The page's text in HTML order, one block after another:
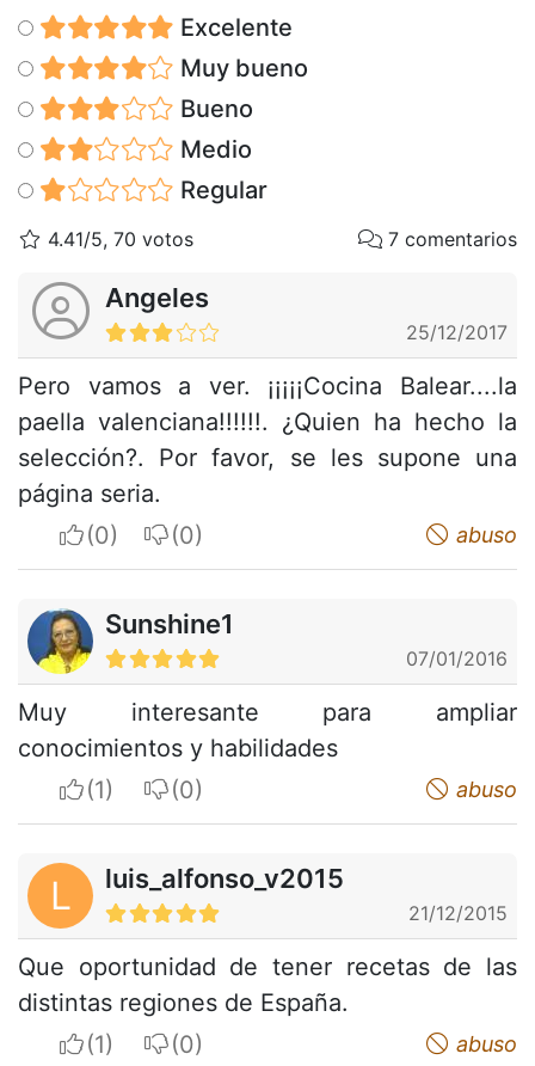
Excelente
Muy bueno
Bueno
Medio
Regular
4.41/5, 70 votos 7 comentarios
Angeles
25/12/2017
Pero vamos a ver. ¡¡¡¡¡Cocina Balear....la
paella valenciana!!!!!!. ¿Quien ha hecho la
selección?. Por favor, se les supone una
página seria.
I apreciateI do not appreciate abuso
Sunshine1
07/01/2016
Muy interesante para ampliar
conocimientos y habilidades
I apreciateI do not appreciate abuso
L luis_alfonso_v2015
21/12/2015
Que oportunidad de tener recetas de las
distintas regiones de España.
I apreciateI do not appreciate abuso